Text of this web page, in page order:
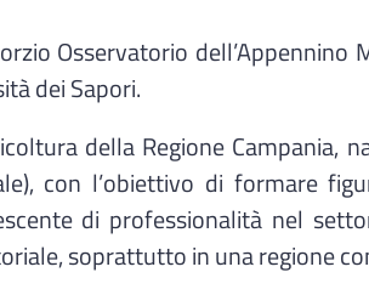
Osservatorio
dei Sapori.
della Regione
con l’obiettivo di formare
di professionalità nel
soprattutto in una regione